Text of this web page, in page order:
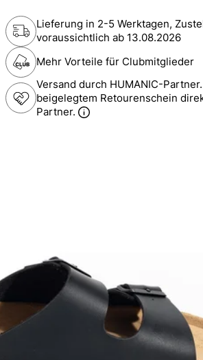
Lieferung in 2-5 Werktagen,
voraussichtlich ab 13.08.2026
Mehr Vorteile für Clubmitglieder
Versand durch HUMANIC-
beigelegtem Retourenschein
Partner.